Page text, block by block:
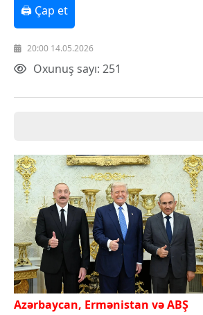
🖨 Çap et
20:00 14.05.2026
Oxunuş sayı: 251
Azərbaycan, Ermənistan və ABŞ